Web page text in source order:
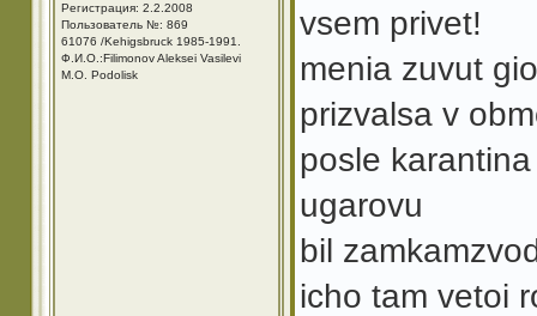
Регистрация: 2.2.2008
Пользователь №: 869
61076 /Kehigsbruck 1985-1991.
Ф.И.О.:Filimonov Aleksei Vasilevi
M.O. Podolisk
vsem privet!
menia zuvut
prizvalsa v
posle
ugarovu
bil
icho tam vetoi